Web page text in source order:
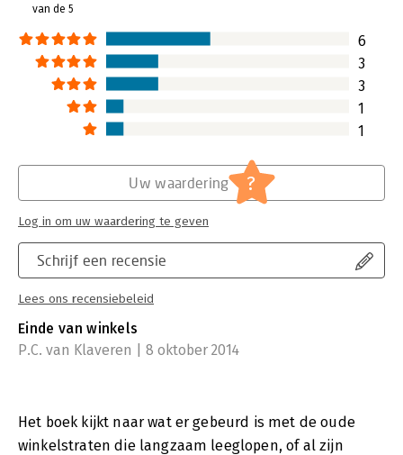
van de 5
6
3
3
1
1
Schrijf een recensie
Lees ons recensiebeleid
Uw waardering ?
Log in om uw waardering te geven
Einde van winkels
P.C. van Klaveren | 8 oktober 2014
Het boek kijkt naar wat er gebeurd is met de oude
winkelstraten die langzaam leeglopen, of al zijn